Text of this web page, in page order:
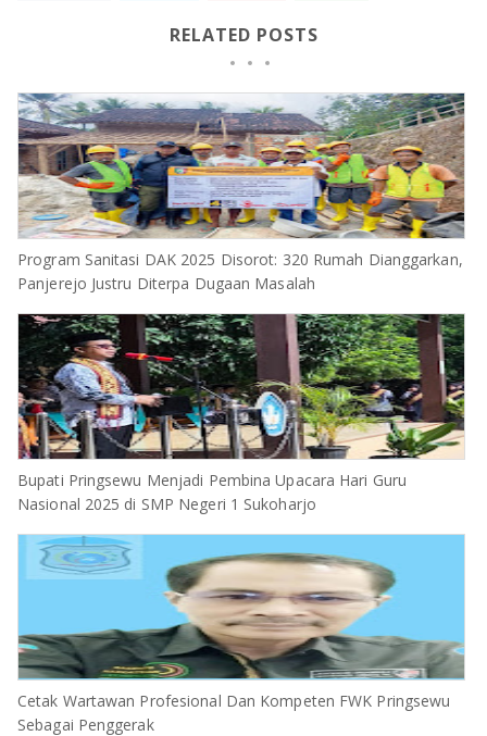
RELATED POSTS
Program Sanitasi DAK 2025 Disorot: 320 Rumah Dianggarkan,
Panjerejo Justru Diterpa Dugaan Masalah
Bupati Pringsewu Menjadi Pembina Upacara Hari Guru
Nasional 2025 di SMP Negeri 1 Sukoharjo
Cetak Wartawan Profesional Dan Kompeten FWK Pringsewu
Sebagai Penggerak